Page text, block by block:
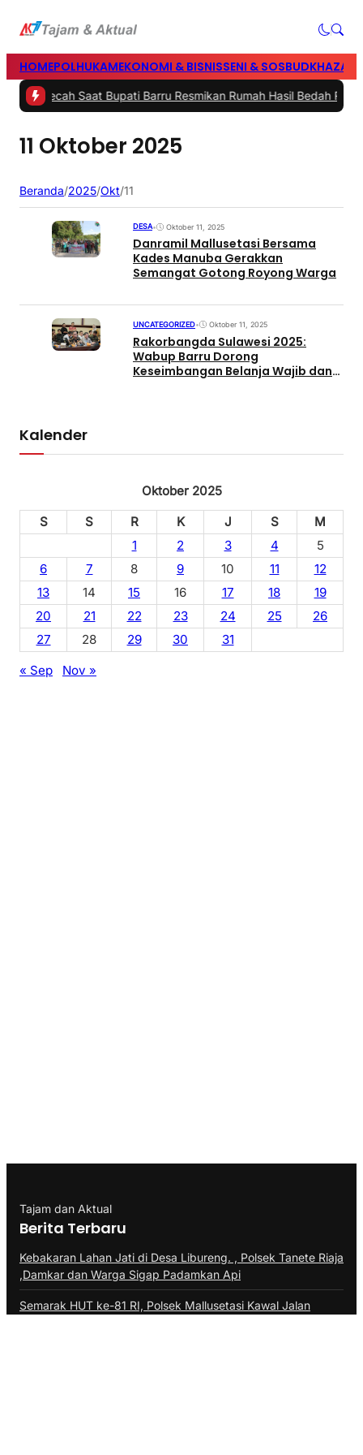
HOMEPOLHUKAMEKONOMI & BISNISSENI & SOSBUD
Pecah Saat Bupati Barru Resmikan Rumah Hasil Bedah Rumah
11 Oktober 2025
Beranda/2025/Okt/11
DESA• Oktober 11, 2025
Danramil Mallusetasi Bersama
Kades Manuba Gerakkan
Semangat Gotong Royong Warga
UNCATEGORIZED• Oktober 11, 2025
Rakorbangda Sulawesi 2025:
Wabup Barru Dorong
Keseimbangan Belanja Wajib dan
Kalender
Oktober 2025
S
S R K J S
M
1
2 3 4
5
6
7 8 9 10 11
12
13
14 15 16 17 18
19
20
21 22 23 24 25
26
27
28 29 30
31
« Sep
Nov »
Tajam dan Aktual
Berita Terbaru
Kebakaran Lahan Jati di Desa Libureng. , Polsek Tanete Riaja
,Damkar dan Warga Sigap Padamkan Api
Semarak HUT ke-81 RI, Polsek Mallusetasi Kawal Jalan